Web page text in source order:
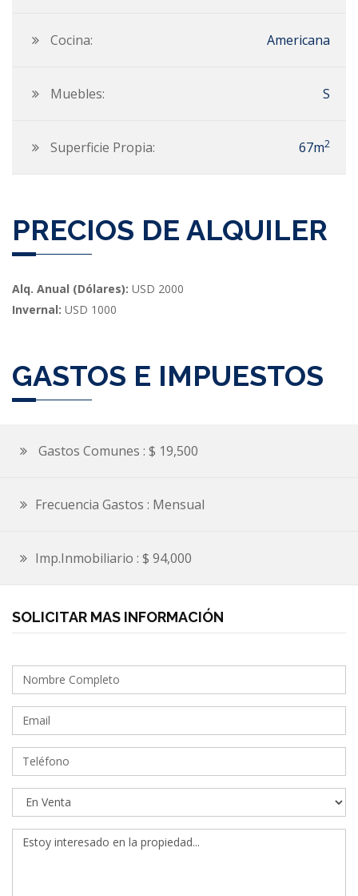
Cocina: Americana
Muebles: S
Superficie Propia: 67m2
PRECIOS DE ALQUILER
Alq. Anual (Dólares): USD 2000
Invernal: USD 1000
GASTOS E IMPUESTOS
Gastos Comunes : $ 19,500
Frecuencia Gastos : Mensual
Imp.Inmobiliario : $ 94,000
SOLICITAR MAS INFORMACIÓN